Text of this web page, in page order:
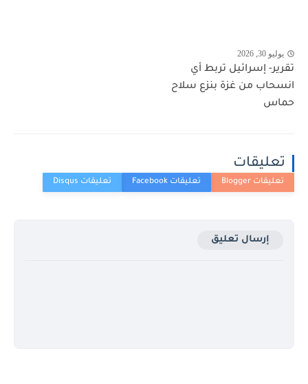
يوليو 30, 2026
تقرير- إسرائيل تربط أي
انسحاب من غزة بنزع سلاح
حماس
تعليقات
إرسال تعليق